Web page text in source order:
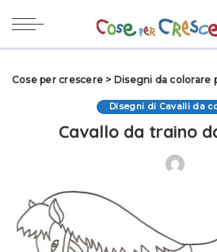
Cose per crescere > Disegni da colorare
Disegni di Cavalli da
Cavallo da traino